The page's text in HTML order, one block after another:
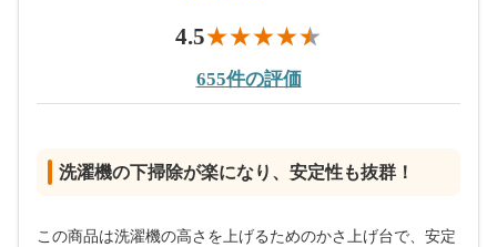
4.5
655件の評価
洗濯機の下掃除が楽になり、安定性も抜群！
この商品は洗濯機の高さを上げるためのかさ上げ台で、安定